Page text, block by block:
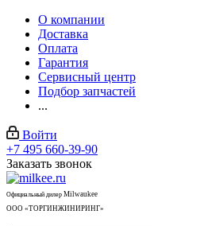
О компании
Доставка
Оплата
Гарантия
Сервисный центр
Подбор запчастей
...
Войти
+7 495 660-39-90
Заказать звонок
Официальный дилер Milwaukee
ООО «ТОРГИНЖИНИРИНГ»